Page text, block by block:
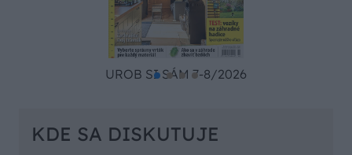
UROB SI SÁM 7-8/2026
KDE SA DISKUTUJE